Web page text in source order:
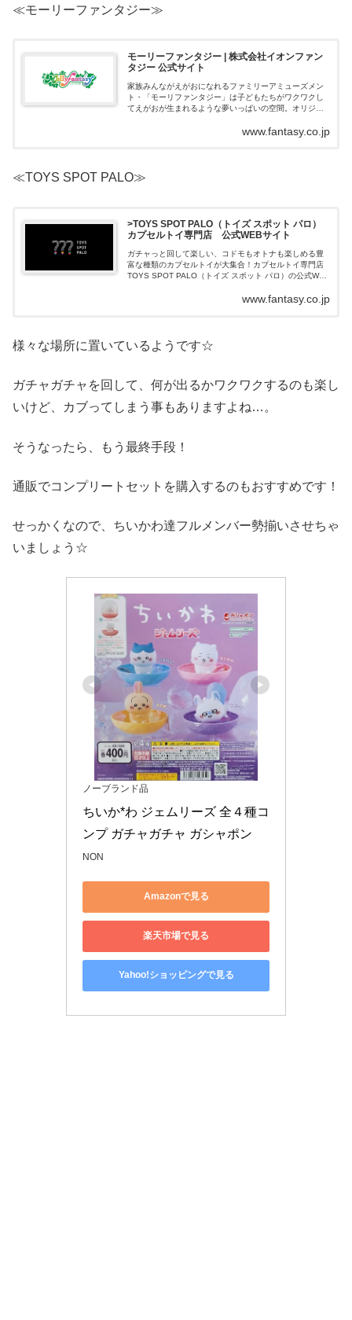
≪モーリーファンタジー≫
モーリーファンタジー | 株式会社イオンファン
タジー 公式サイト
家族みんながえがおになれるファミリーアミューズメン
ト・「モーリファンタジー」は子どもたちがワクワクし
てえがおが生まれるような夢いっぱいの空間。オリジナ
イズやVRゲーム、定額遊び放題のよくばり...www.fantasy.co.jp
≪TOYS SPOT PALO≫
>TOYS SPOT PALO（トイズ スポット パロ）
カプセルトイ専門店 公式WEBサイト
ガチャっと回して楽しい、コドモもオトナも楽しめる豊
富な種類のカプセルトイが大集合！カプセルトイ専門店
TOYS SPOT PALO（トイズ スポット パロ）の公式WEB
www.fantasy.co.jp
様々な場所に置いているようです☆
ガチャガチャを回して、何が出るかワクワクするのも楽し
いけど、カブってしまう事もありますよね…。
そうなったら、もう最終手段！
通販でコンプリートセットを購入するのもおすすめです！
せっかくなので、ちいかわ達フルメンバー勢揃いさせちゃ
いましょう☆
ノーブランド品
ちいか*わ ジェムリーズ 全４種コ
ンプ ガチャガチャ ガシャポン
NON
Amazonで見る
楽天市場で見る
Yahoo!ショッピングで見る